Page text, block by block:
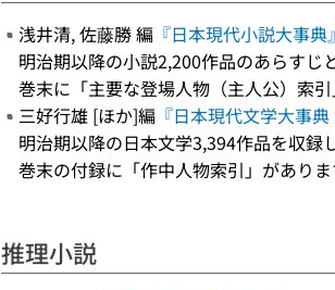
浅井清, 佐藤勝 編 『日本現代小説大事典』
明治期以降の小説2,200作品のあらすじ
巻末に「主要な登場人物（主人公）索引
三好行雄 [ほか]編 『日本現代文学大事典
明治期以降の日本文学3,394作品を収録
巻末の付録に「作中人物索引」がありま
推理小説